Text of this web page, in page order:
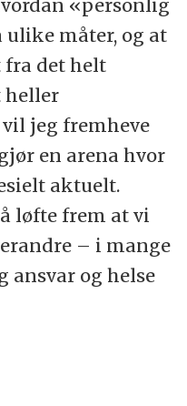
«personlig
ulike måter, og at
fra det helt
heller
jeg fremheve
en arena hvor
aktuelt.
løfte frem at vi
– i mange
og helse